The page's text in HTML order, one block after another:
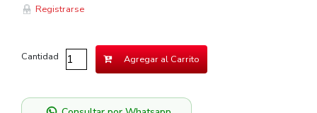
Registrarse
Cantidad Agregar al Carrito